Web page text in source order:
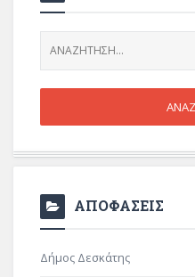
ΑΠΟΦΑΣΕΙΣ
Δήμος Δεσκάτης